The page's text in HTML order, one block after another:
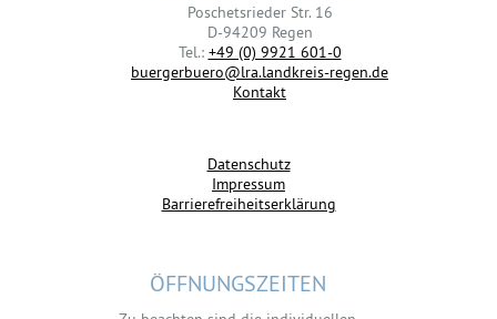
Poschetsrieder Str. 16
D-94209 Regen
Tel.: +49 (0) 9921 601-0
buergerbuero@lra.landkreis-regen.de
Kontakt
Datenschutz
Impressum
Barrierefreiheitserklärung
ÖFFNUNGSZEITEN